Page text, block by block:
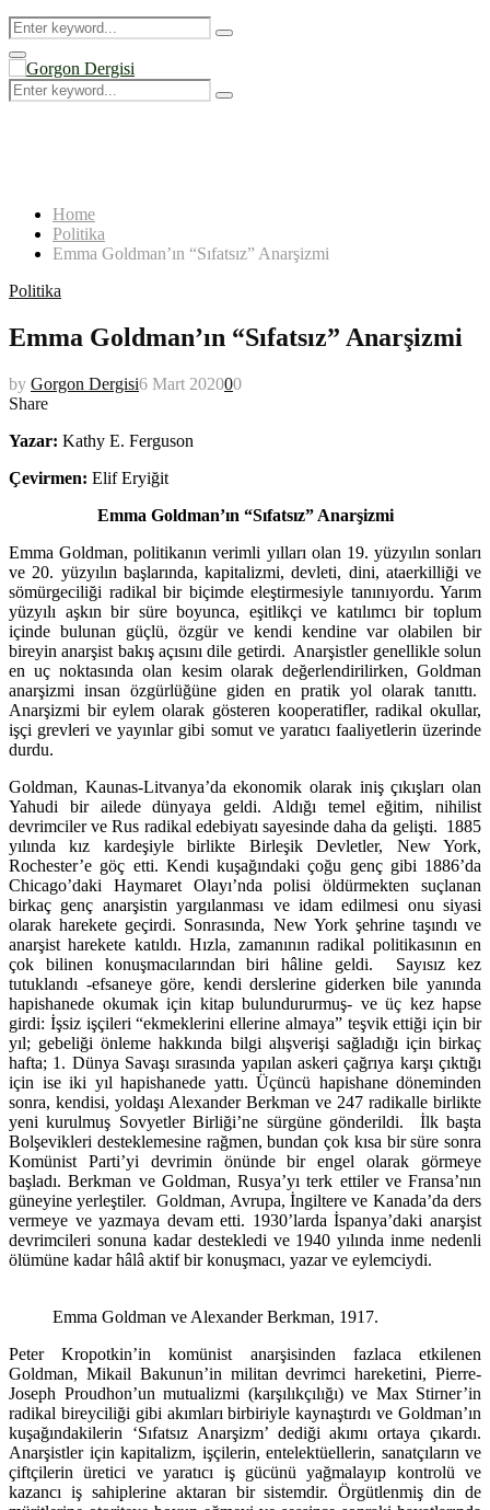
Search
for:
Search
Primary
Menu
Search
for:
Search
Home
Politika
Emma Goldman’ın “Sıfatsız” Anarşizmi
Politika
Emma Goldman’ın “Sıfatsız” Anarşizmi
by Gorgon Dergisi6 Mart 202000
Share
Yazar: Kathy E. Ferguson
Çevirmen: Elif Eryiğit
Emma Goldman’ın “Sıfatsız” Anarşizmi
Emma Goldman, politikanın verimli yılları olan 19. yüzyılın sonları
ve 20. yüzyılın başlarında, kapitalizmi, devleti, dini, ataerkilliği ve
sömürgeciliği radikal bir biçimde eleştirmesiyle tanınıyordu. Yarım
yüzyılı aşkın bir süre boyunca, eşitlikçi ve katılımcı bir toplum
içinde bulunan güçlü, özgür ve kendi kendine var olabilen bir
bireyin anarşist bakış açısını dile getirdi. Anarşistler genellikle solun
en uç noktasında olan kesim olarak değerlendirilirken, Goldman
anarşizmi insan özgürlüğüne giden en pratik yol olarak tanıttı.
Anarşizmi bir eylem olarak gösteren kooperatifler, radikal okullar,
işçi grevleri ve yayınlar gibi somut ve yaratıcı faaliyetlerin üzerinde
durdu.
Goldman, Kaunas-Litvanya’da ekonomik olarak iniş çıkışları olan
Yahudi bir ailede dünyaya geldi. Aldığı temel eğitim, nihilist
devrimciler ve Rus radikal edebiyatı sayesinde daha da gelişti. 1885
yılında kız kardeşiyle birlikte Birleşik Devletler, New York,
Rochester’e göç etti. Kendi kuşağındaki çoğu genç gibi 1886’da
Chicago’daki Haymaret Olayı’nda polisi öldürmekten suçlanan
birkaç genç anarşistin yargılanması ve idam edilmesi onu siyasi
olarak harekete geçirdi. Sonrasında, New York şehrine taşındı ve
anarşist harekete katıldı. Hızla, zamanının radikal politikasının en
çok bilinen konuşmacılarından biri hâline geldi. Sayısız kez
tutuklandı -efsaneye göre, kendi derslerine giderken bile yanında
hapishanede okumak için kitap bulundururmuş- ve üç kez hapse
girdi: İşsiz işçileri “ekmeklerini ellerine almaya” teşvik ettiği için bir
yıl; gebeliği önleme hakkında bilgi alışverişi sağladığı için birkaç
hafta; 1. Dünya Savaşı sırasında yapılan askeri çağrıya karşı çıktığı
için ise iki yıl hapishanede yattı. Üçüncü hapishane döneminden
sonra, kendisi, yoldaşı Alexander Berkman ve 247 radikalle birlikte
yeni kurulmuş Sovyetler Birliği’ne sürgüne gönderildi. İlk başta
Bolşevikleri desteklemesine rağmen, bundan çok kısa bir süre sonra
Komünist Parti’yi devrimin önünde bir engel olarak görmeye
başladı. Berkman ve Goldman, Rusya’yı terk ettiler ve Fransa’nın
güneyine yerleştiler. Goldman, Avrupa, İngiltere ve Kanada’da ders
vermeye ve yazmaya devam etti. 1930’larda İspanya’daki anarşist
devrimcileri sonuna kadar destekledi ve 1940 yılında inme nedenli
ölümüne kadar hâlâ aktif bir konuşmacı, yazar ve eylemciydi.
Emma Goldman ve Alexander Berkman, 1917.
Peter Kropotkin’in komünist anarşisinden fazlaca etkilenen
Goldman, Mikail Bakunun’in militan devrimci hareketini, Pierre-
Joseph Proudhon’un mutualizmi (karşılıkçılığı) ve Max Stirner’in
radikal bireyciliği gibi akımları birbiriyle kaynaştırdı ve Goldman’ın
kuşağındakilerin ‘Sıfatsız Anarşizm’ dediği akımı ortaya çıkardı.
Anarşistler için kapitalizm, işçilerin, entelektüellerin, sanatçıların ve
çiftçilerin üretici ve yaratıcı iş gücünü yağmalayıp kontrolü ve
kazancı iş sahiplerine aktaran bir sistemdir. Örgütlenmiş din de